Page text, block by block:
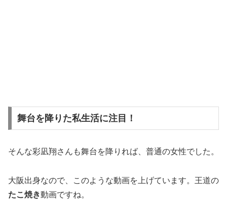
舞台を降りた私生活に注目！
そんな彩凪翔さんも舞台を降りれば、普通の女性でした。
大阪出身なので、このような動画を上げています。王道の
たこ焼き動画ですね。